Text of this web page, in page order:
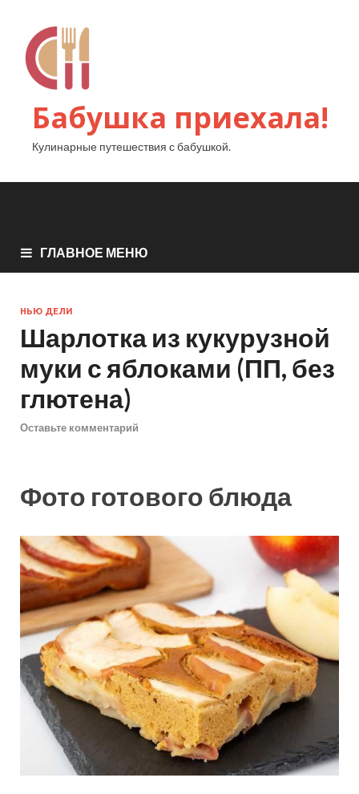
Бабушка приехала!
Кулинарные путешествия с бабушкой.
ГЛАВНОЕ МЕНЮ
НЬЮ ДЕЛИ
Шарлотка из кукурузной
муки с яблоками (ПП, без
глютена)
Оставьте комментарий
Фото готового блюда